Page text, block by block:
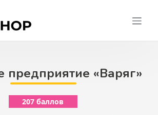
предприятие «Варяг»
207 баллов